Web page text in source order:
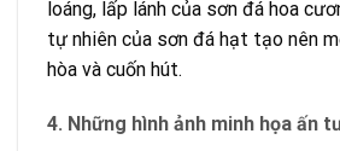
loáng, lấp lánh của sơn đá hoa
tự nhiên của sơn đá hạt tạo nên
hòa và cuốn hút.
4. Những hình ảnh minh họa ấn